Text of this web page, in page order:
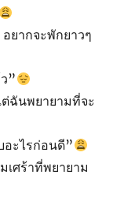
ยากจะพักยาวๆ
”
ฉันพยายามที่จะ
อะไรก่อนดี”
เศร้าที่พยายาม